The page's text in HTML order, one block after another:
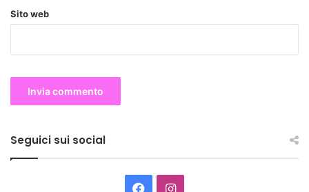
Sito web
Seguici sui social
FacebookInstagram